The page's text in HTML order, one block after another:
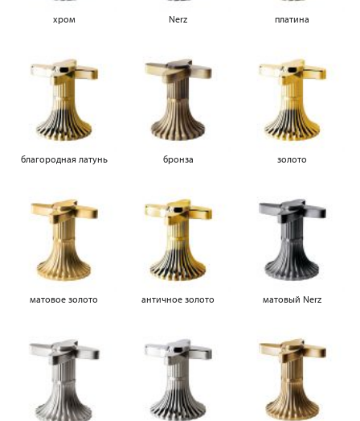
хром Nerz платина
благородная латунь бронза золото
матовое золото античное золото матовый Nerz